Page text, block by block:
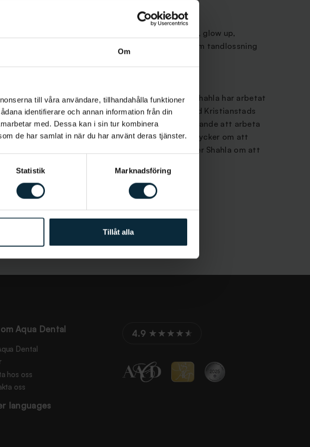
Om
till våra användare, tillhandahålla funktioner
identifierare och annan information från din
med. Dessa kan i sin tur kombinera
de har samlat in när du har använt deras tjänster.
Statistik Marknadsföring
Tillåt alla
: Svenska, arabiska, engelska, persiska
Basundersökning, tandstenbortagning, glow up,
blekning, behandling av munrelaterade sjukdomar som tandlossning
Alhariri är tandhygienist på kliniken i Malmö. Shahla har arbetat
tandhygienist i mer än 12 år och utbildade sig vid Kristianstads
Shahla valde yrket eftersom det är inspirerande att arbeta
och få möjlighet att hjälpa patienter. Shahla är tycker om att
behandla tandvårdsrädda patienter. På fritiden tycker Shahla om att
Aqua Dental
Dental
hos oss
oss
languages
4.9